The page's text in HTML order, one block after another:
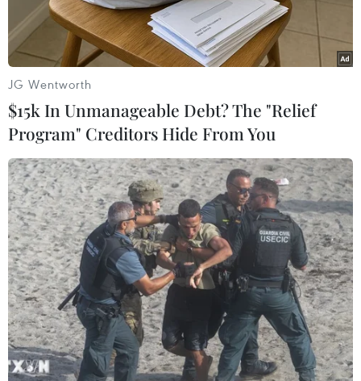
Tư lệnh Bộ Chỉ huy trung tâm Mỹ (CENTCOM), Tướng Michael
Kurilla. (Ảnh: Getty Images/TTXVN)
Tư lệnh Bộ Chỉ huy Trung tâm của Mỹ
(CENTCOM), Tướng Michael "Erik" Kurilla ngày
10/6 cho biết ông đã trình bày với Tổng thống
Donald Trump về các phương án có thể được áp
JG Wentworth
$15k In Unmanageable Debt? The "Relief
Program" Creditors Hide From You